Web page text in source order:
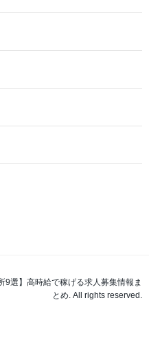
選】高時給で稼げる求人募集情報ま
とめ. All rights reserved.